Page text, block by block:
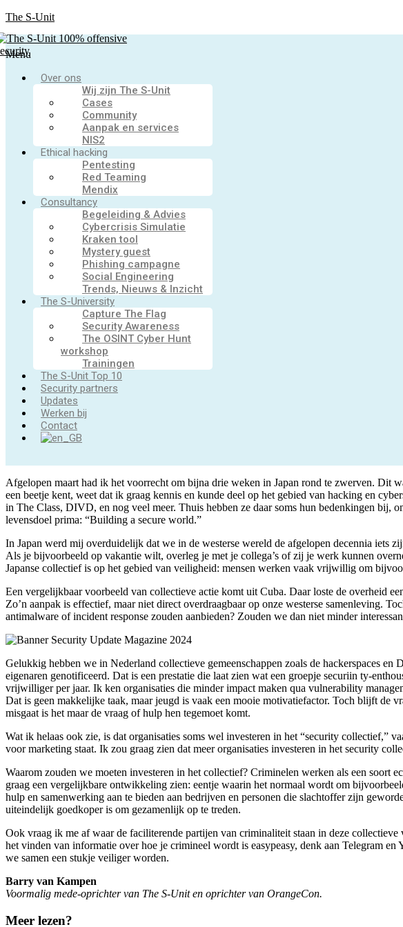
The S-Unit
Menu
Over ons
Wij zijn The S-Unit
Cases
Community
Aanpak en services
NIS2
Ethical hacking
Pentesting
Red Teaming
Mendix
Consultancy
Begeleiding & Advies
Cybercrisis Simulatie
Kraken tool
Mystery guest
Phishing campagne
Social Engineering
Trends, Nieuws & Inzicht
The S-University
Capture The Flag
Security Awareness
The OSINT Cyber Hunt
workshop
Trainingen
The S-Unit Top 10
Security partners
Updates
Werken bij
Contact
Afgelopen maart had ik het voorrecht om bijna drie weken in Japan rond te zwerven.
een beetje kent, weet dat ik graag kennis en kunde deel op het gebied van hacking en
in The Class, DIVD, en nog veel meer. Thuis hebben ze daar soms hun bedenkingen
levensdoel prima: “Building a secure world.”
In Japan werd mij overduidelijk dat we in de westerse wereld de afgelopen decennia iets
Als je bijvoorbeeld op vakantie wilt, overleg je met je collega’s of zij je werk kunnen
Japanse collectief is op het gebied van veiligheid: mensen werken vaak vrijwillig om
Een vergelijkbaar voorbeeld van collectieve actie komt uit Cuba. Daar loste de overheid
Zo’n aanpak is effectief, maar niet direct overdraagbaar op onze westerse samenleving.
antimalware of incident response zouden aanbieden? Zouden we dan niet minder
Gelukkig hebben we in Nederland collectieve gemeenschappen zoals de hackerspaces
eigenaren genotificeerd. Dat is een prestatie die laat zien wat een groepje securiin ty-
vrijwilliger per jaar. Ik ken organisaties die minder impact maken qua vulnerability
Dat is geen makkelijke taak, maar jeugd is vaak een mooie motivatiefactor. Toch blijft de
misgaat is het maar de vraag of hulp hen tegemoet komt.
Wat ik helaas ook zie, is dat organisaties soms wel investeren in het “security
voor marketing staat. Ik zou graag zien dat meer organisaties investeren in het security
Waarom zouden we moeten investeren in het collectief? Criminelen werken als een soort
graag een vergelijkbare ontwikkeling zien: eentje waarin het normaal wordt om
hulp en samenwerking aan te bieden aan bedrijven en personen die slachtoffer zijn
uiteindelijk goedkoper is om gezamenlijk op te treden.
Ook vraag ik me af waar de faciliterende partijen van criminaliteit staan in deze
het vinden van informatie over hoe je crimineel wordt is easypeasy, denk aan Telegram
we samen een stukje veiliger worden.
Barry van Kampen
Voormalig mede-oprichter van The S-Unit en oprichter van OrangeCon.
Meer lezen?